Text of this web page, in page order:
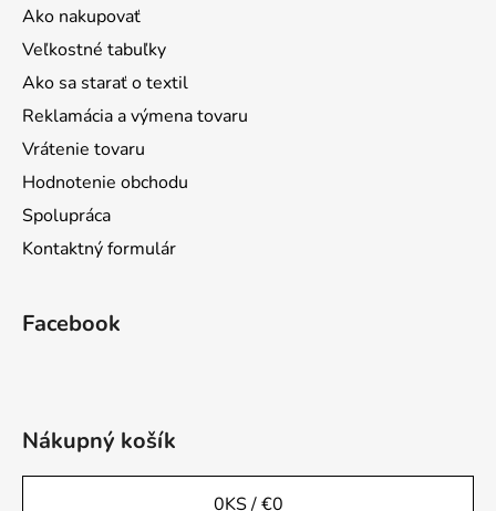
Ako nakupovať
Veľkostné tabuľky
Ako sa starať o textil
Reklamácia a výmena tovaru
Vrátenie tovaru
Hodnotenie obchodu
Spolupráca
Kontaktný formulár
Facebook
Nákupný košík
0KS /€0